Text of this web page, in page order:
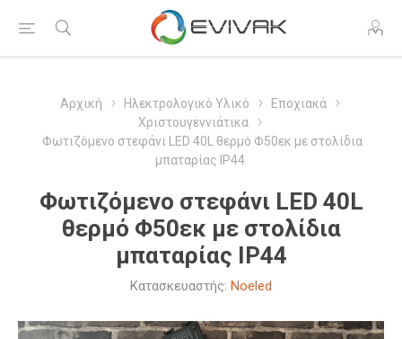
Αρχική Ηλεκτρολογικό Υλικό
Εποχιακά
Χριστουγεννιάτικα
Φωτιζόμενο στεφάνι LED 40L θερμό Φ50εκ με στολίδια
μπαταρίας IP44
Φωτιζόμενο στεφάνι LED 40L
θερμό Φ50εκ με στολίδια
μπαταρίας IP44
Κατασκευαστής: Noeled